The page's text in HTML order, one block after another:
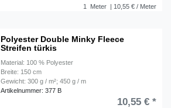
1 Meter | 10,55 € / Meter
Polyester Double Minky Fleece
Streifen türkis
Material: 100 % Polyester
Breite: 150 cm
Gewicht: 300 g / m²; 450 g / m
Artikelnummer: 377 B
10,55 € *